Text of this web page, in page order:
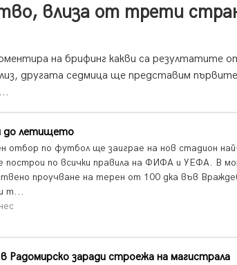
влиза от трети
на брифинг какви са резултатите
другата седмица ще представим първите
до летището
отбор по футбол ще заиграе на нов стадион
построи по всички правила на ФИФА и УЕФА. В
проучване на терен от 100 дка във
т...
заради строежа на магистрала